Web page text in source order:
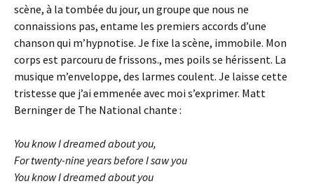
scène, à la tombée du jour, un groupe que nous ne
connaissions pas, entame les premiers accords d’une
chanson qui m’hypnotise. Je fixe la scène, immobile. Mon
corps est parcouru de frissons., mes poils se hérissent. La
musique m’enveloppe, des larmes coulent. Je laisse cette
tristesse que j’ai emmenée avec moi s’exprimer. Matt
Berninger de The National chante :
You know I dreamed about you,
For twenty-nine years before I saw you
You know I dreamed about you